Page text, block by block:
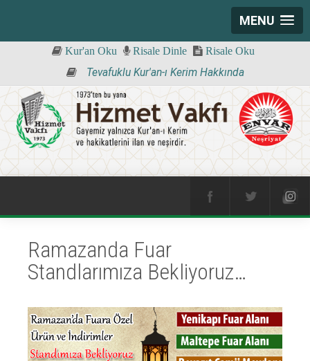
MENU
Kur'an Oku Risale Dinle Risale Oku
Tevafuklu Kur'an-ı Kerim Hakkında
Ramazanda Fuar
Standlarımıza Bekliyoruz…